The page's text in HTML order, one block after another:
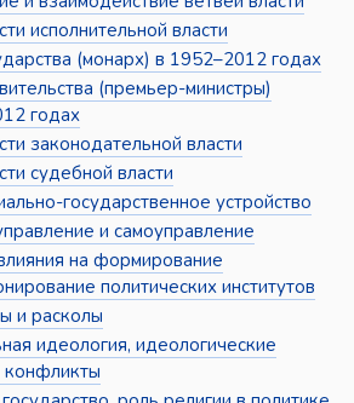
исполнительной власти
(монарх) в 1952–2012 годах
(премьер-министры)
годах
законодательной власти
судебной власти
государственное устройство
и самоуправление
на формирование
политических институтов
и расколы
идеология, идеологические
конфликты